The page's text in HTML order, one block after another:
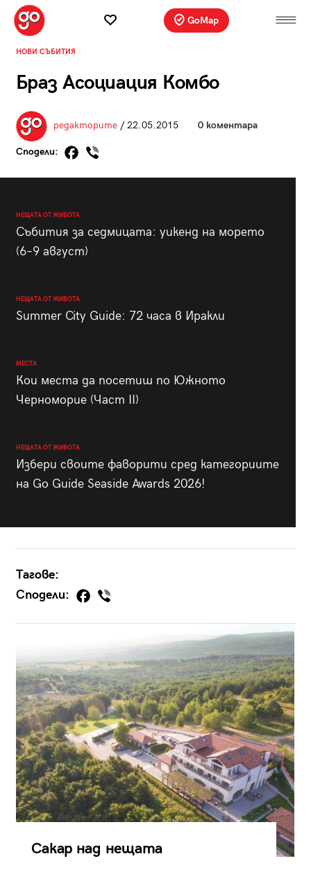
GoMap
НОВИ СЪБИТИЯ
Браз Асоциация Комбо
редакторите/ 22.05.2015 0 коментара
Сподели:
НЕЩАТА ОТ ЖИВОТА
Събития за седмицата: уикенд на морето
(6–9 август)
НЕЩАТА ОТ ЖИВОТА
Summer City Guide: 72 часа в Иракли
МЕСТА
Кои места да посетиш по Южното
Черноморие (Част II)
НЕЩАТА ОТ ЖИВОТА
Избери своите фаворити сред категориите
на Go Guide Seaside Awards 2026!
Тагове:
Сподели:
Сакар над нещата